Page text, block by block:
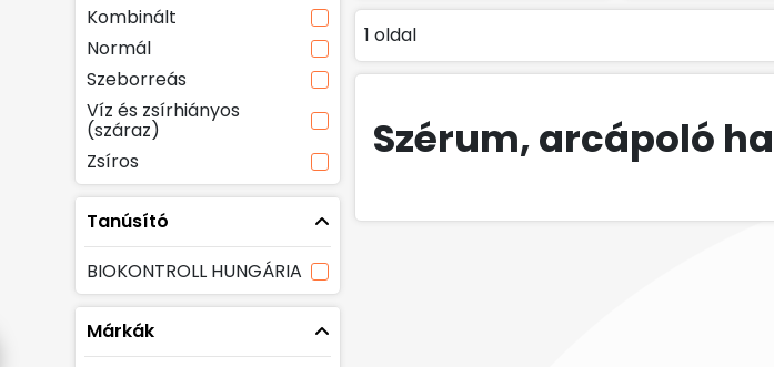
Kombinált
Normál
Szeborreás
Víz és zsírhiányos
(száraz)
Zsíros
Tanúsító
BIOKONTROLL HUNGÁRIA
Márkák
1 oldal
Szérum, arcápoló